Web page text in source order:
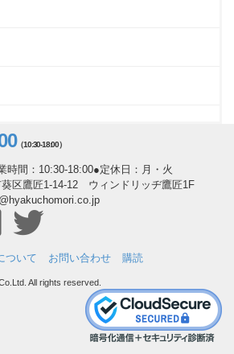
（10:30-18:00）
間：10:30-18:00●定休日：月・火
葵区鷹匠1-14-12 ウィンドリッヂ鷹匠1F
ついて お問い合わせ 購読
All rights reserved.